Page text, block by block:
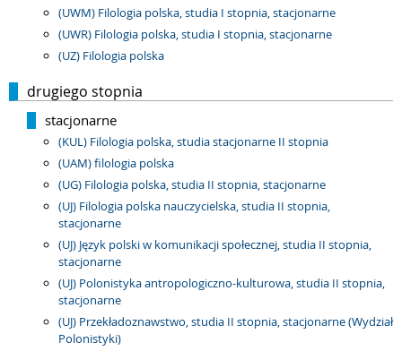
(UWM) Filologia polska, studia I stopnia, stacjonarne
(UWR) Filologia polska, studia I stopnia, stacjonarne
(UZ) Filologia polska
drugiego stopnia
stacjonarne
(KUL) Filologia polska, studia stacjonarne II stopnia
(UAM) filologia polska
(UG) Filologia polska, studia II stopnia, stacjonarne
(UJ) Filologia polska nauczycielska, studia II stopnia,
stacjonarne
(UJ) Język polski w komunikacji społecznej, studia II stopnia,
stacjonarne
(UJ) Polonistyka antropologiczno-kulturowa, studia II stopnia,
stacjonarne
(UJ) Przekładoznawstwo, studia II stopnia, stacjonarne (Wydział
Polonistyki)